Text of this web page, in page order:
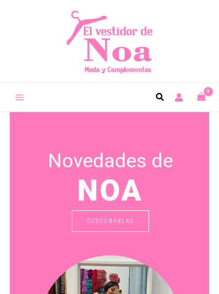
Novedades de
NOA
DESCÚBRELAS